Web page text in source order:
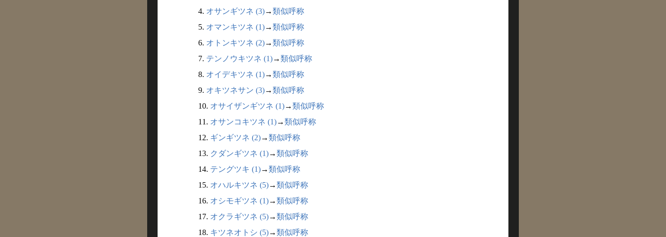
4. オサンギツネ (3)→類似呼称
5. オマンキツネ (1)→類似呼称
6. オトンキツネ (2)→類似呼称
7. テンノウキツネ (1)→類似呼称
8. オイデキツネ (1)→類似呼称
9. オキツネサン (3)→類似呼称
10. オサイザンギツネ (1)→類似呼称
11. オサンコキツネ (1)→類似呼称
12. ギンギツネ (2)→類似呼称
13. クダンギツネ (1)→類似呼称
14. テングツキ (1)→類似呼称
15. オハルキツネ (5)→類似呼称
16. オシモギツネ (1)→類似呼称
17. オクラギツネ (5)→類似呼称
18. キツネオトシ (5)→類似呼称